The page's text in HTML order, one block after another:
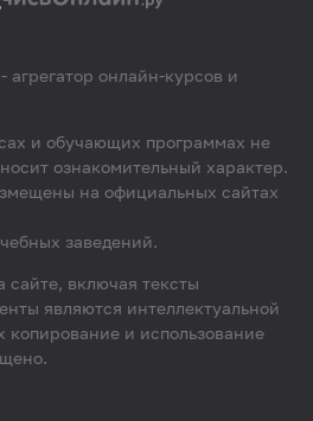
онлайн-курсов и
и обучающих программах не
ознакомительный характер.
на официальных сайтах
заведений.
включая тексты
являются интеллектуальной
копирование и использование